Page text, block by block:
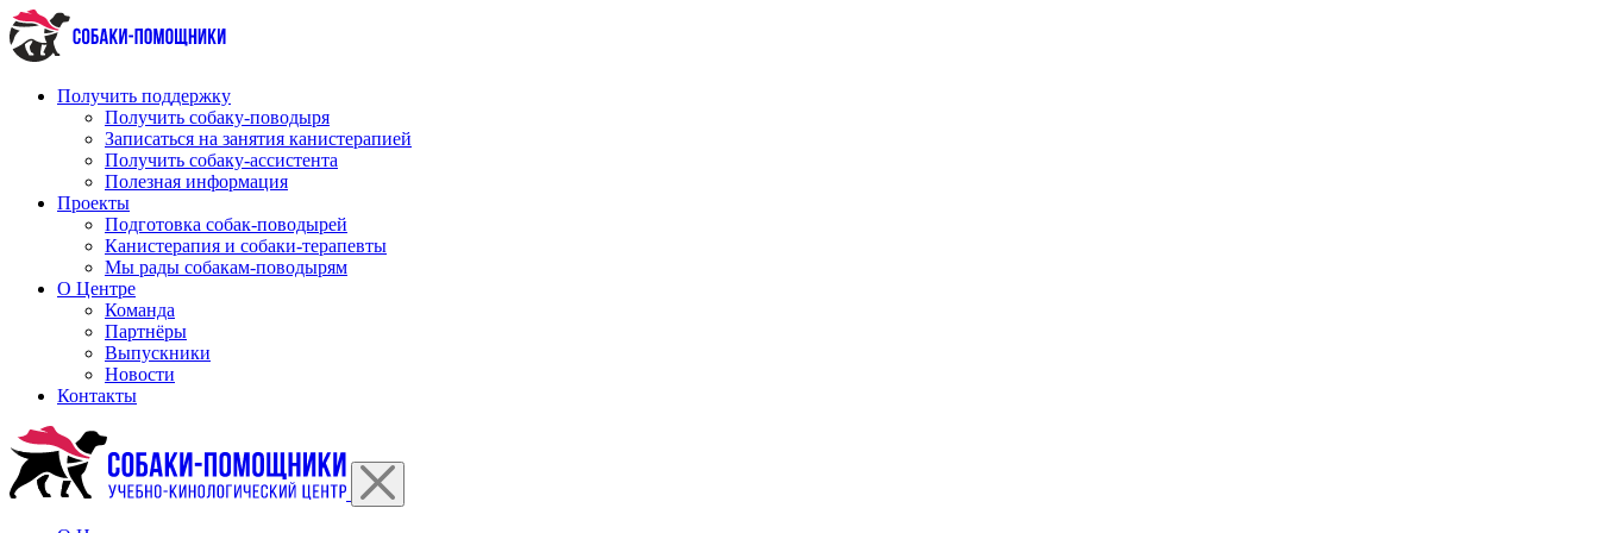
Перейти
к
содержимому
Получить поддержку
Получить собаку-поводыря
Записаться на занятия канистерапией
Получить собаку-ассистента
Полезная информация
Проекты
Подготовка собак-поводырей
Канистерапия и собаки-терапевты
Мы рады собакам-поводырям
О Центре
Команда
Партнёры
Выпускники
Новости
Контакты